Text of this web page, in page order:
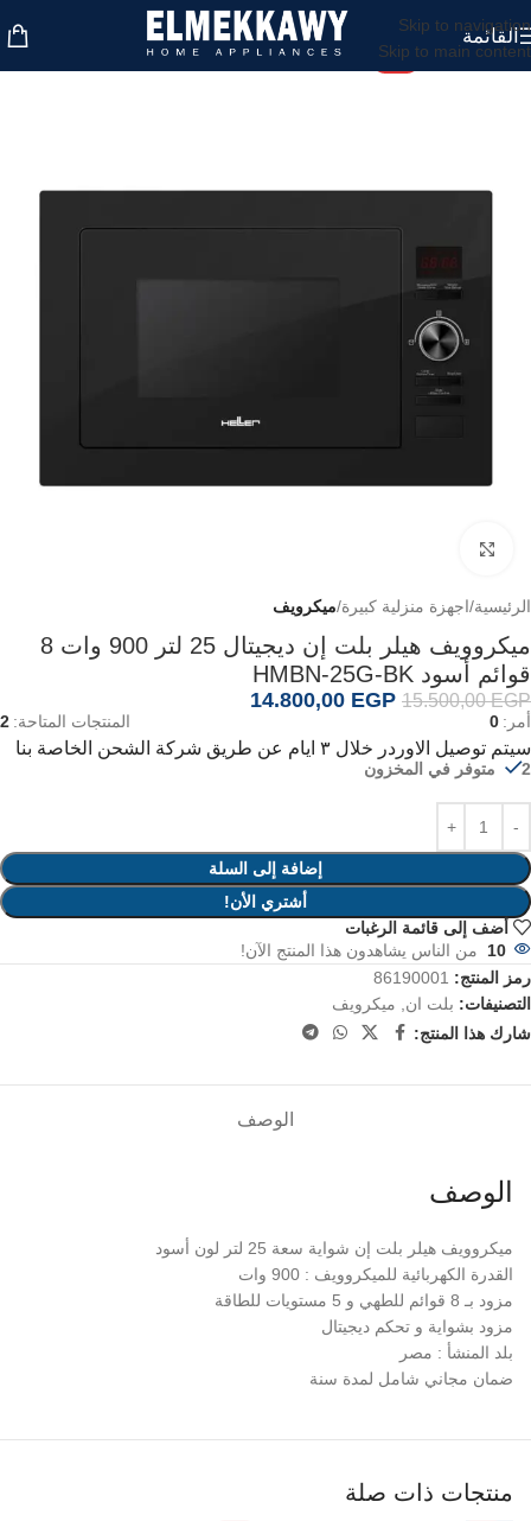
Skip to navigation
Skip to main content
القائمة
-5%
الرئيسية اجهزة منزلية كبيرة ميكرويف
ميكروويف هيلر بلت إن ديجيتال 25 لتر 900 وات 8
قوائم أسود HMBN-25G-BK
15.500,00EGP
14.800,00 EGP
أمر: 0 المنتجات المتاحة: 2
سيتم توصيل الاوردر خلال ٣ ايام عن طريق شركة الشحن الخاصة بنا
2 متوفر في المخزون
إضافة إلى السلة
أشتري الأن!
أضف إلى قائمة الرغبات
10 من الناس يشاهدون هذا المنتج الآن!
رمز المنتج: 86190001
التصنيفات: بلت ان, ميكرويف
شارك هذا المنتج:
الوصف
الوصف
ميكروويف هيلر بلت إن شواية سعة 25 لتر لون أسود
القدرة الكهربائية للميكروويف : 900 وات
مزود بـ 8 قوائم للطهي و 5 مستويات للطاقة
مزود بشواية و تحكم ديجيتال
بلد المنشأ : مصر
ضمان مجاني شامل لمدة سنة
منتجات ذات صلة